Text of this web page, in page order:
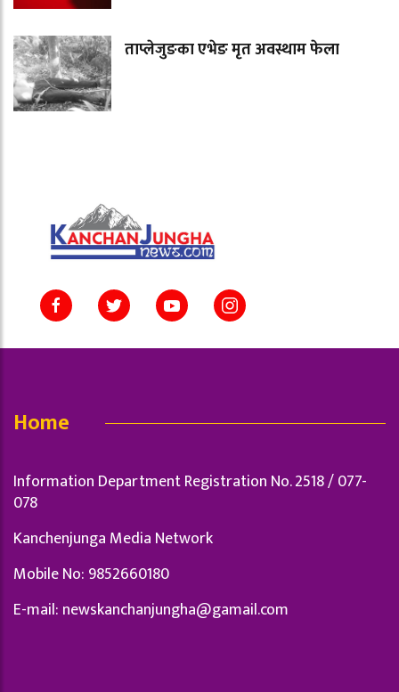
ताप्लेजुङका एभेङ मृत अवस्थाम फेला
Home
Information Department Registration No. 2518 / 077-
078
Kanchenjunga Media Network
Mobile No: 9852660180
E-mail: newskanchanjungha@gamail.com